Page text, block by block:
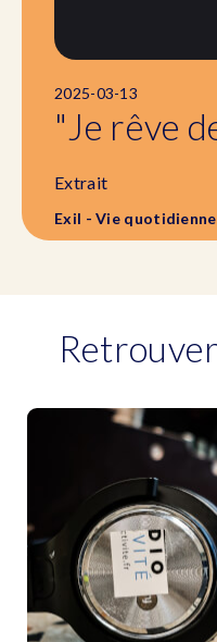
2025-03-13
"Je rêve
Extrait
Exil - Vie